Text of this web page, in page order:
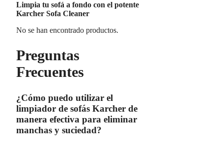
Limpia tu sofá a fondo con el potente
Karcher Sofa Cleaner
No se han encontrado productos.
Preguntas
Frecuentes
¿Cómo puedo utilizar el
limpiador de sofás Karcher de
manera efectiva para eliminar
manchas y suciedad?